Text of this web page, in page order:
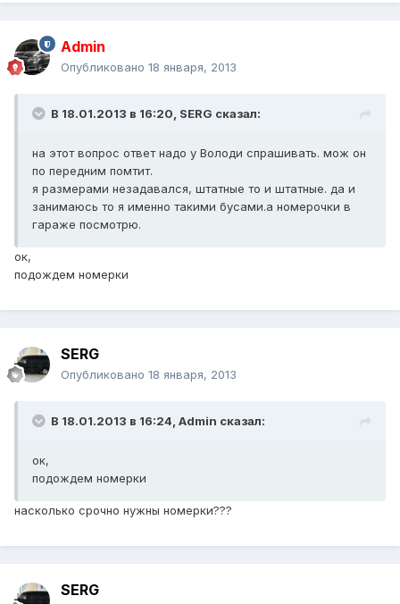
Admin
Опубликовано 18 января, 2013
В 18.01.2013 в 16:20, SERG сказал:
на этот вопрос ответ надо у Володи спрашивать. мож он
по передним помтит.
я размерами незадавался, штатные то и штатные. да и
занимаюсь то я именно такими бусами.а номерочки в
гараже посмотрю.
ок,
подождем номерки
SERG
Опубликовано 18 января, 2013
В 18.01.2013 в 16:24, Admin сказал:
ок,
подождем номерки
насколько срочно нужны номерки???
SERG